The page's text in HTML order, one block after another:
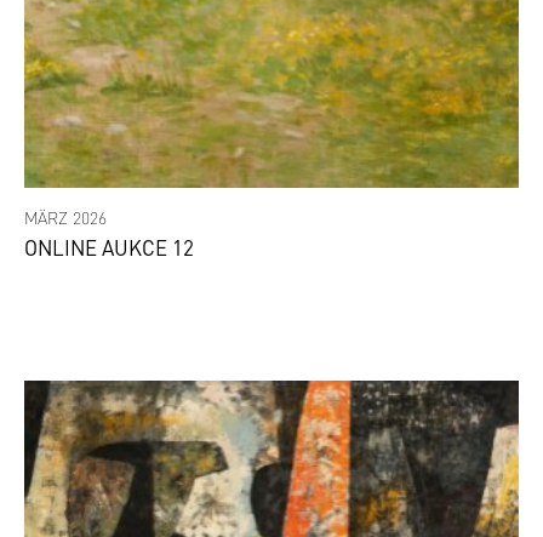
MÄRZ 2026
ONLINE AUKCE 12